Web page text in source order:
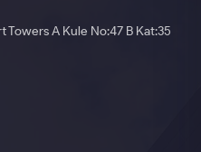
Towers A Kule No:47 B Kat:35